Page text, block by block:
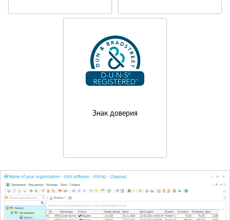
Знак доверия